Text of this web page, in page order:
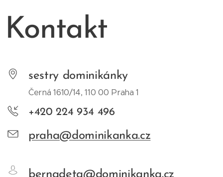
Kontakt
sestry dominikánky
Černá 1610/14, 110 00 Praha 1
+420 224 934 496
praha@dominikanka.cz